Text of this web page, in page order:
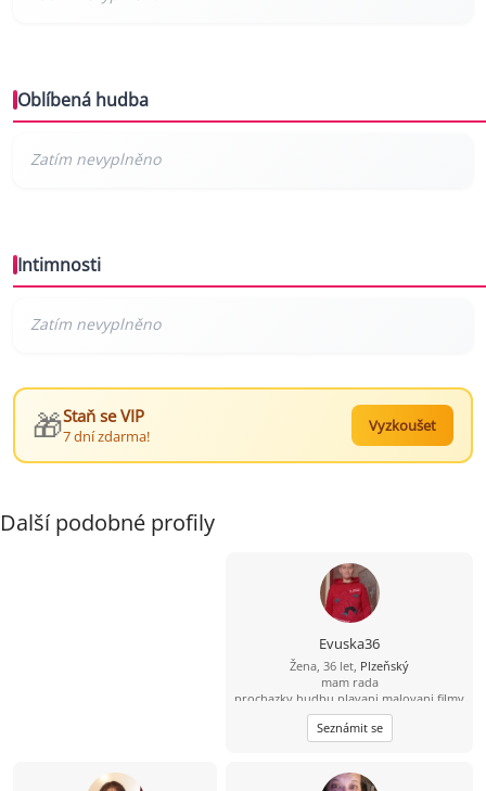
Oblíbená hudba
Intimnosti
🎁Staň se VIP
7 dní zdarma!
Vyzkoušet
Další podobné profily
Evuska36
Žena, 36 let, Plzeňský
mam rada
prochazky,hudbu,plavani,malovani,filmy
a auta
Seznámit se